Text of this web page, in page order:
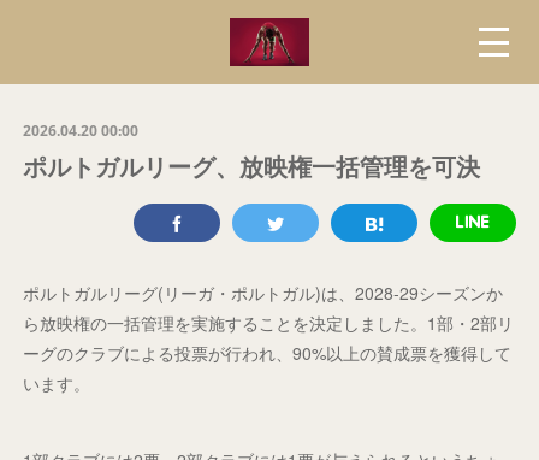
2026.04.20 00:00
ポルトガルリーグ、放映権一括管理を可決
ポルトガルリーグ(リーガ・ポルトガル)は、2028-29シーズンか
ら放映権の一括管理を実施することを決定しました。1部・2部リ
ーグのクラブによる投票が行われ、90%以上の賛成票を獲得して
います。